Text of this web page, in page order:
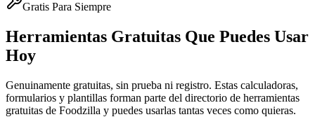
Gratis Para Siempre
Herramientas Gratuitas Que Puedes Usar
Hoy
Genuinamente gratuitas, sin prueba ni registro. Estas calculadoras,
formularios y plantillas forman parte del directorio de herramientas
gratuitas de Foodzilla y puedes usarlas tantas veces como quieras.